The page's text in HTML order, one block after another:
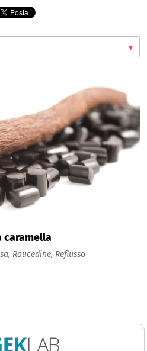
caramella
Raucedine, Reflusso